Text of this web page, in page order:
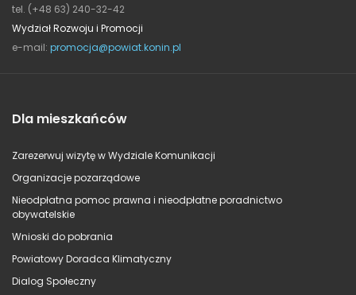
tel. (+48 63) 240-32-42
Wydział Rozwoju i Promocji
e-mail: promocja@powiat.konin.pl
Dla mieszkańców
Zarezerwuj wizytę w Wydziale Komunikacji
Organizacje pozarządowe
Nieodpłatna pomoc prawna i nieodpłatne poradnictwo
obywatelskie
Wnioski do pobrania
Powiatowy Doradca Klimatyczny
Dialog Społeczny